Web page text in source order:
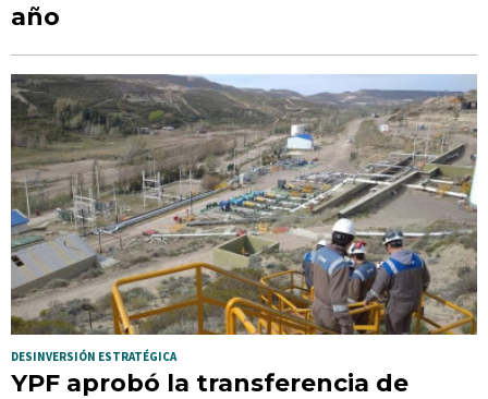
año
DESINVERSIÓN ESTRATÉGICA
YPF aprobó la transferencia de